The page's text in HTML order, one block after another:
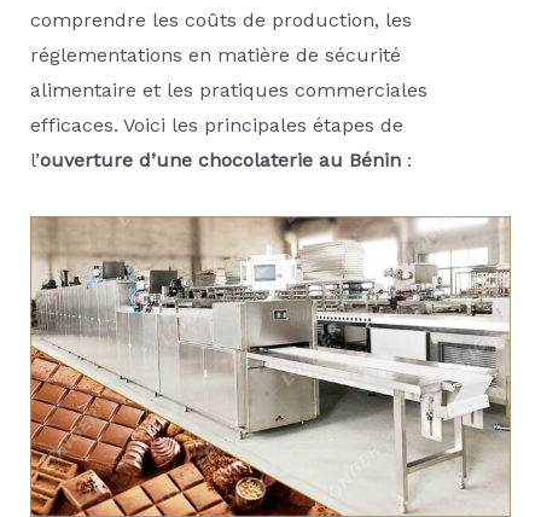
comprendre les coûts de production, les
réglementations en matière de sécurité
alimentaire et les pratiques commerciales
efficaces. Voici les principales étapes de
l’ouverture d’une chocolaterie au Bénin: